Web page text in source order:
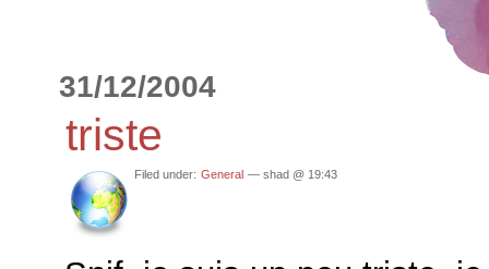
31/12/2004
triste
Filed under: General — shad @ 19:43